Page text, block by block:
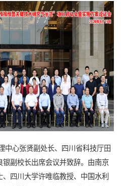
中心张贤副处长、四川省科技厅田
副校长出席会议并致辞。 由南京
四川大学许唯临教授、中国水利